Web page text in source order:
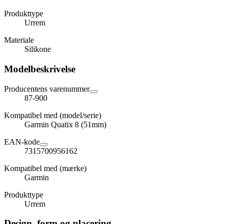
Produkttype
Urrem
Materiale
Silikone
Modelbeskrivelse
Producentens varenummer
87-900
Kompatibel med (model/serie)
Garmin Quatix 8 (51mm)
EAN-kode
7315700956162
Kompatibel med (mærke)
Garmin
Produkttype
Urrem